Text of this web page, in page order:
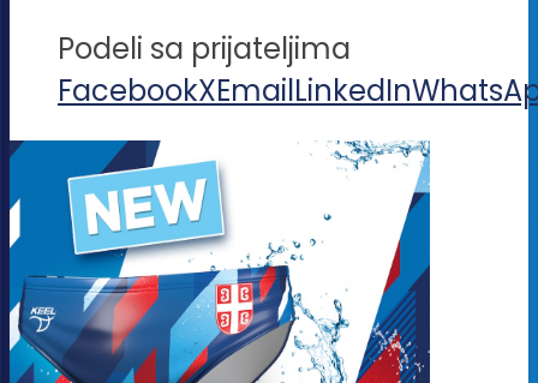
Podeli sa prijateljima
FacebookXEmailLinkedIn